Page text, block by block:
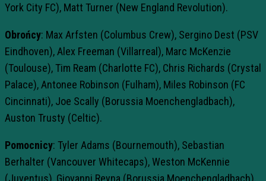
York City FC), Matt Turner (New England Revolution).
Obrońcy: Max Arfsten (Columbus Crew), Sergino Dest (PSV
Eindhoven), Alex Freeman (Villarreal), Marc McKenzie
(Toulouse), Tim Ream (Charlotte FC), Chris Richards (Crystal
Palace), Antonee Robinson (Fulham), Miles Robinson (FC
Cincinnati), Joe Scally (Borussia Moenchengladbach),
Auston Trusty (Celtic).
Pomocnicy: Tyler Adams (Bournemouth), Sebastian
Berhalter (Vancouver Whitecaps), Weston McKennie
(Juventus), Giovanni Reyna (Borussia Moenchengladbach),